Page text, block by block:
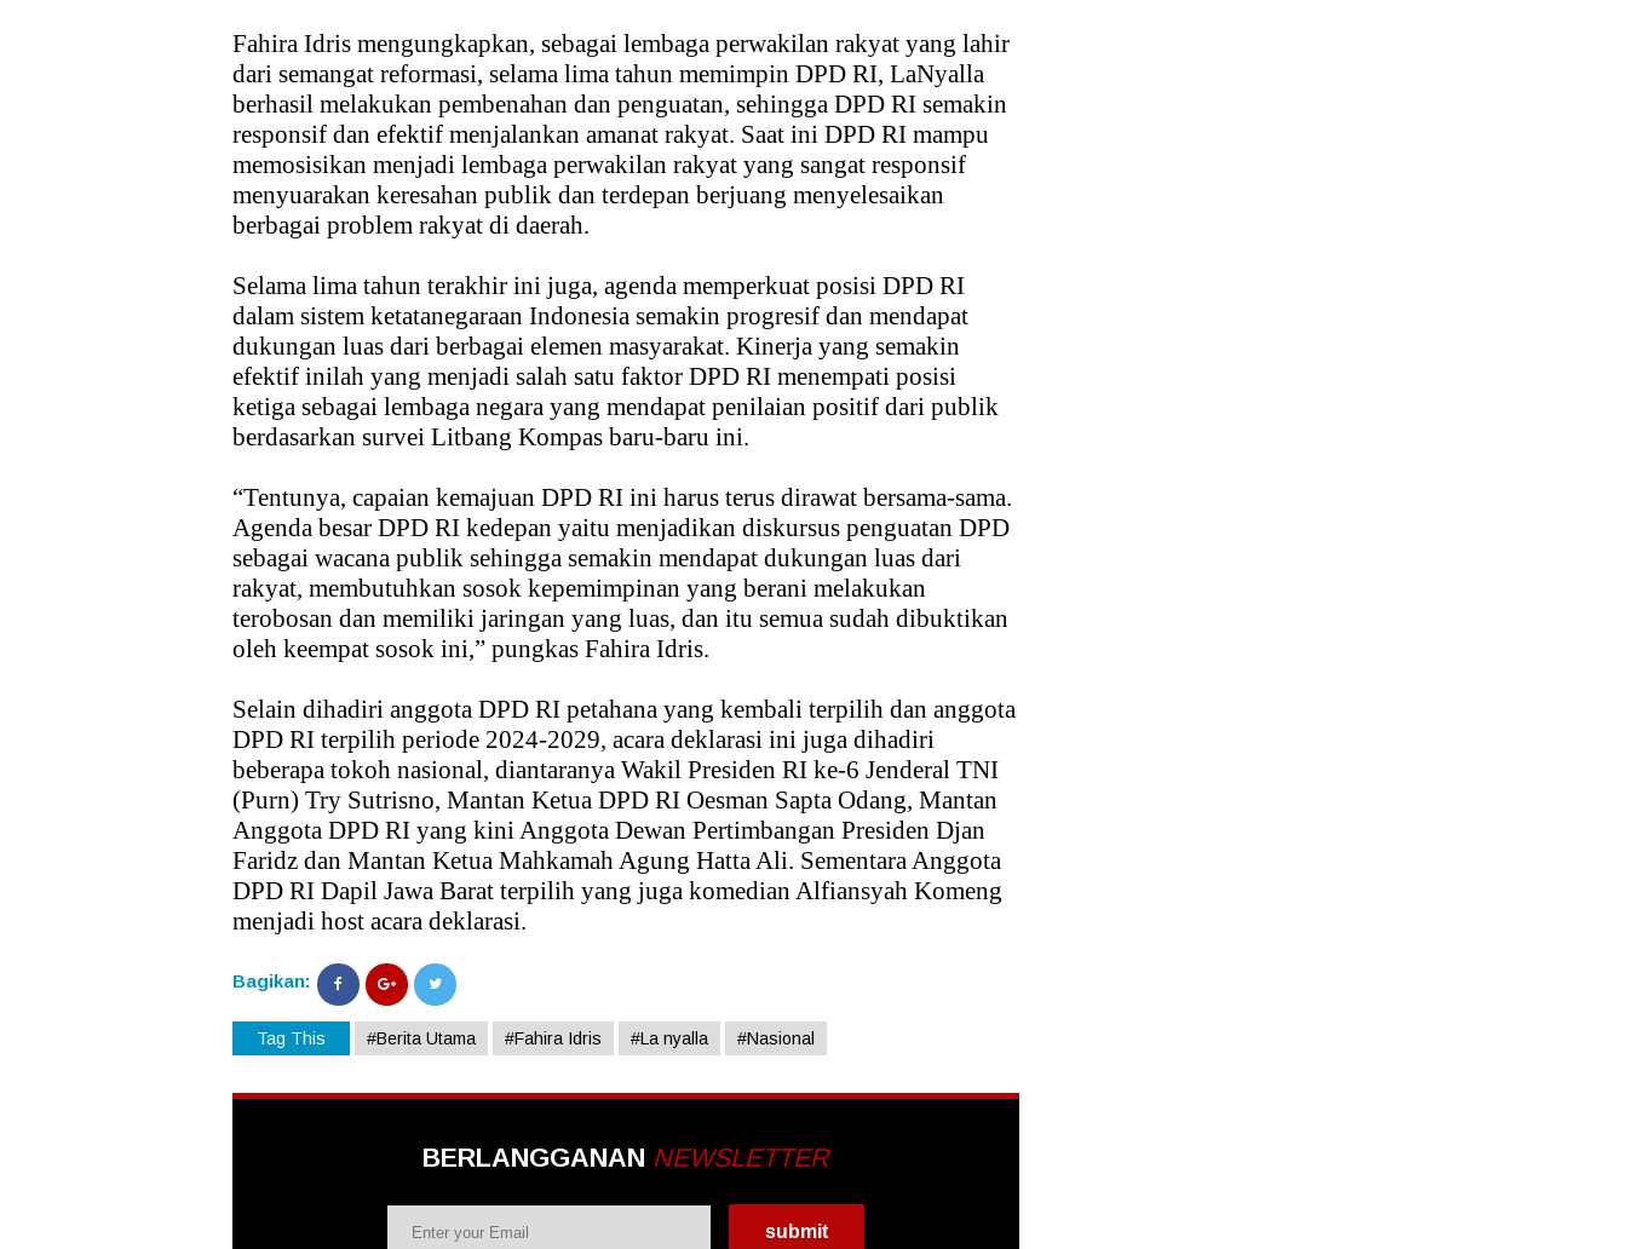
Fahira Idris mengungkapkan, sebagai lembaga perwakilan rakyat yang lahir
dari semangat reformasi, selama lima tahun memimpin DPD RI, LaNyalla
berhasil melakukan pembenahan dan penguatan, sehingga DPD RI semakin
responsif dan efektif menjalankan amanat rakyat. Saat ini DPD RI mampu
memosisikan menjadi lembaga perwakilan rakyat yang sangat responsif
menyuarakan keresahan publik dan terdepan berjuang menyelesaikan
berbagai problem rakyat di daerah.
Selama lima tahun terakhir ini juga, agenda memperkuat posisi DPD RI
dalam sistem ketatanegaraan Indonesia semakin progresif dan mendapat
dukungan luas dari berbagai elemen masyarakat. Kinerja yang semakin
efektif inilah yang menjadi salah satu faktor DPD RI menempati posisi
ketiga sebagai lembaga negara yang mendapat penilaian positif dari publik
berdasarkan survei Litbang Kompas baru-baru ini.
“Tentunya, capaian kemajuan DPD RI ini harus terus dirawat bersama-sama.
Agenda besar DPD RI kedepan yaitu menjadikan diskursus penguatan DPD
sebagai wacana publik sehingga semakin mendapat dukungan luas dari
rakyat, membutuhkan sosok kepemimpinan yang berani melakukan
terobosan dan memiliki jaringan yang luas, dan itu semua sudah dibuktikan
oleh keempat sosok ini,” pungkas Fahira Idris.
Selain dihadiri anggota DPD RI petahana yang kembali terpilih dan anggota
DPD RI terpilih periode 2024-2029, acara deklarasi ini juga dihadiri
beberapa tokoh nasional, diantaranya Wakil Presiden RI ke-6 Jenderal TNI
(Purn) Try Sutrisno, Mantan Ketua DPD RI Oesman Sapta Odang, Mantan
Anggota DPD RI yang kini Anggota Dewan Pertimbangan Presiden Djan
Faridz dan Mantan Ketua Mahkamah Agung Hatta Ali. Sementara Anggota
DPD RI Dapil Jawa Barat terpilih yang juga komedian Alfiansyah Komeng
menjadi host acara deklarasi.
Bagikan:
Tag This #Berita Utama #Fahira Idris #La nyalla #Nasional
BERLANGGANAN NEWSLETTER